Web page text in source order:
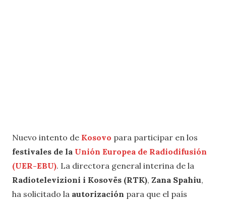
Nuevo intento de Kosovo para participar en los
festivales de la Unión Europea de Radiodifusión
(UER-EBU). La directora general interina de la
Radiotelevizioni i Kosovës (RTK), Zana Spahiu,
ha solicitado la autorización para que el país